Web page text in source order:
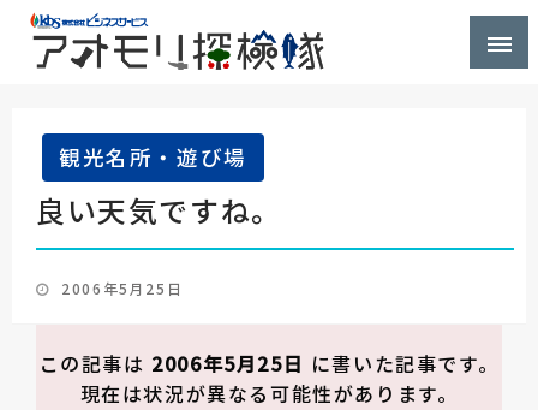
観光名所・遊び場
良い天気ですね。
投
日:
2006年5月25日
この記事は 2006年5月25日 に書いた記事です。
現在は状況が異なる可能性があります。